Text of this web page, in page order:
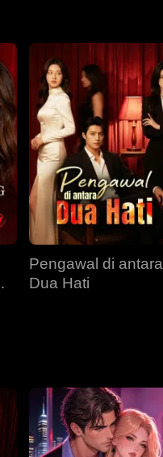
Pengawal di antara
Dua Hati